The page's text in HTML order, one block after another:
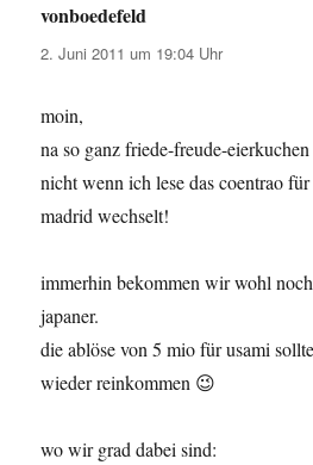
vonboedefeld
2. Juni 2011 um 19:04 Uhr
moin,
na so ganz friede-freude-
nicht wenn ich lese das coentrao
madrid wechselt!
immerhin bekommen wir wohl
japaner.
die ablöse von 5 mio für usami
wieder reinkommen 😉
wo wir grad dabei sind: